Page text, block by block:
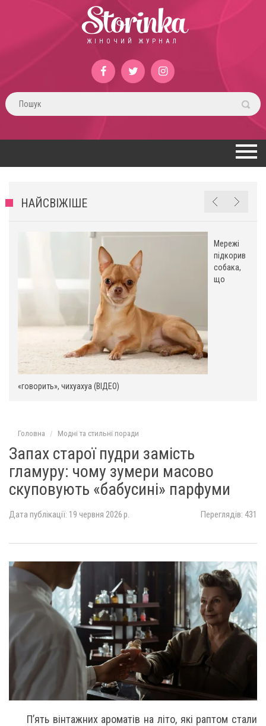
Storinka
ЖІНОЧИЙ ЖУРНАЛ
НАЙСВІЖІШЕ
Мережі
підкорив
собака,
що
«говорить», чихуахуа (ВІДЕО)
Головна Модні та стильні поради
Запах старої пудри замість
гламуру: чому зумери масово
скуповують «бабусині» парфуми
Дата публікації: 19 червня 2026 р. Переглядів: 431
П’ять вінтажних ароматів на літо, які раптом стали